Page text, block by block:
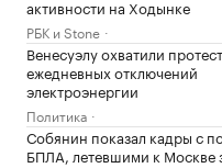
активности на Ходынке
РБК и Stone
Венесуэлу охватили
ежедневных отключений
электроэнергии
Политика
Собянин показал кадры с
БПЛА, летевшими к Москве